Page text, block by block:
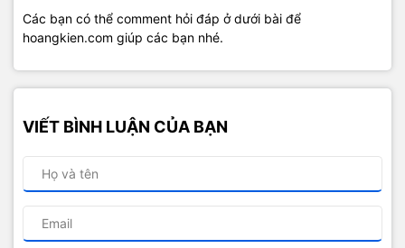
Các bạn có thể comment hỏi đáp ở dưới bài để
hoangkien.com giúp các bạn nhé.
VIẾT BÌNH LUẬN CỦA BẠN